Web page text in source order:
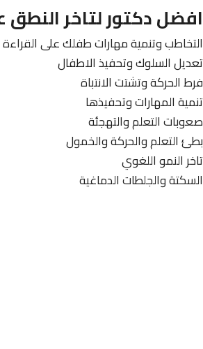
افضل دكتور لتاخر
التخاطب وتنمية مهارات طفلك على القراءة
تعديل السلوك وتحفيذ الاطفال
فرط الحركة وتشتت الانتباة
تنمية المهارات وتحفيذها
صعوبات التعلم والتهجئة
بطئ التعلم والحركة والخمول
تاخر النمو اللغوي
السكتة والجلطات الدماغية